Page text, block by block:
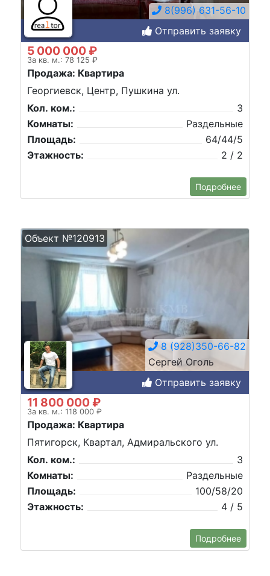
8(996) 631-56-10
Отправить заявку
5 000 000 ₽
За кв. м.: 78 125 ₽
Продажа: Квартира
Георгиевск, Центр, Пушкина ул.
Кол. ком.:
3
Комнаты:
Раздельные
Площадь:
64/44/5
Этажность:
2 / 2
Подробнее
Объект №120913
8 (928)350-66-82
Сергей Оголь
Отправить заявку
11 800 000 ₽
За кв. м.: 118 000 ₽
Продажа: Квартира
Пятигорск, Квартал, Адмиральского ул.
Кол. ком.:
3
Комнаты:
Раздельные
Площадь:
100/58/20
Этажность:
4 / 5
Подробнее